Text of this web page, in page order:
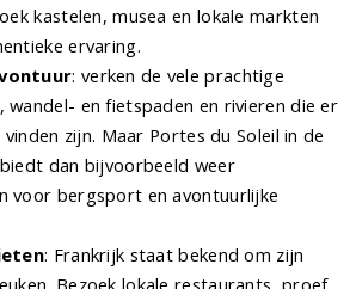
kastelen, musea en lokale markten
ervaring.
: verken de vele prachtige
wandel- en fietspaden en rivieren die er
zijn. Maar Portes du Soleil in de
dan bijvoorbeeld weer
voor bergsport en avontuurlijke
: Frankrijk staat bekend om zijn